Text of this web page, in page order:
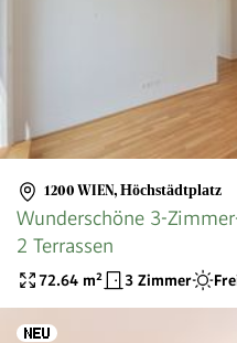
1200 WIEN, Höchstädtplatz
Wunderschöne 3-
2 Terrassen
72.64 m² 3 Zimmer